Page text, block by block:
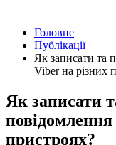
Головне
Публікації
Як записати та
Viber на різних
Як записати
пристроях?